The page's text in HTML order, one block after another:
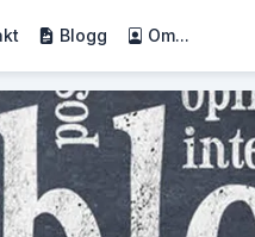
Blogg Om...